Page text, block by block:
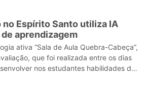
no Espírito Santo utiliza IA
aprendizagem
ativa “Sala de Aula Quebra-Cabeça”,
que foi realizada entre os dias
nos estudantes habilidades de